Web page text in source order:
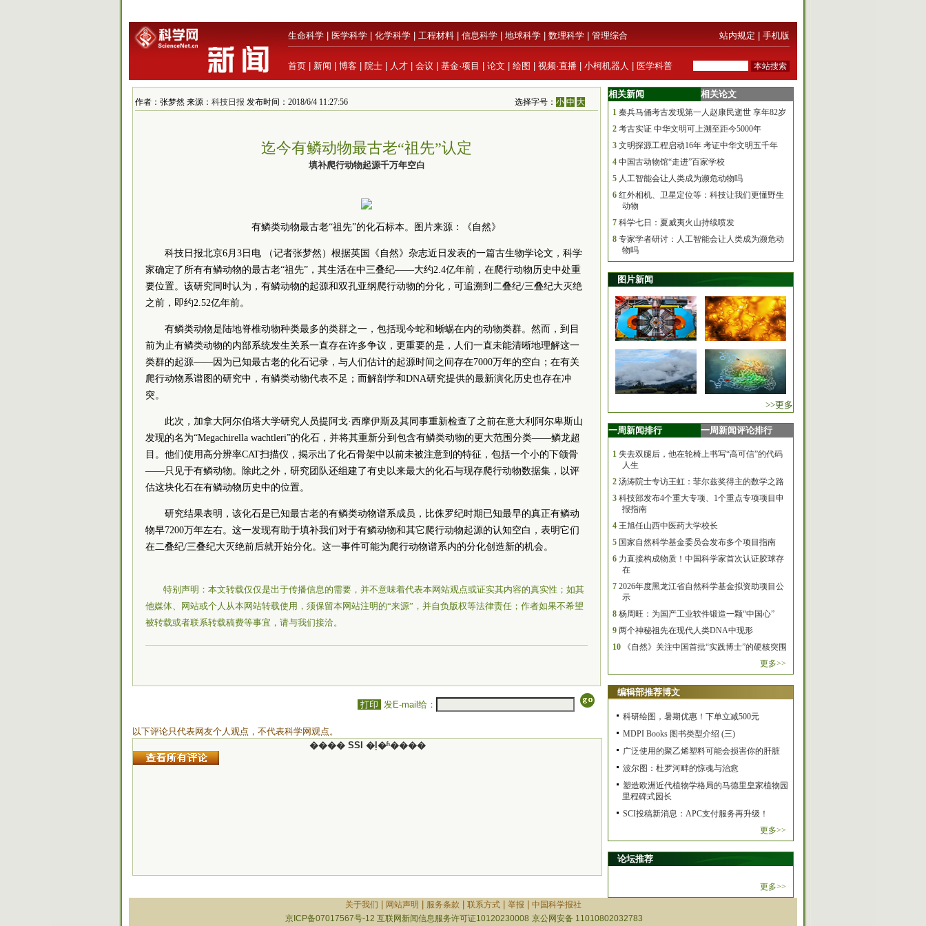
生命科学 医学科学 化学科学 工程材料 信息科学 地球科学 数理科学 管理综合 站内规定 手机版
首页 新闻 博客 院士 人才 会议 基金·项目 论文 绘图 视频·直播 小柯机器人 医学科普
作者：张梦然 来源： 科技日报 发布时间：2018/6/4 11:27:56 选择字号：小 中 大
迄今有鳞动物最古老“祖先”认定
填补爬行动物起源千万年空白
有鳞类动物最古老“祖先”的化石标本。图片来源：《自然》
科技日报北京6月3日电 （记者张梦然）根据英国《自然》杂志近日发表的一篇古生物学论文，科学
家确定了所有有鳞动物的最古老“祖先”，其生活在中三叠纪——大约2.4亿年前，在爬行动物历史中处重
要位置。该研究同时认为，有鳞动物的起源和双孔亚纲爬行动物的分化，可追溯到二叠纪/三叠纪大灭绝
之前，即约2.52亿年前。
有鳞类动物是陆地脊椎动物种类最多的类群之一，包括现今蛇和蜥蜴在内的动物类群。然而，到目
前为止有鳞类动物的内部系统发生关系一直存在许多争议，更重要的是，人们一直未能清晰地理解这一
类群的起源——因为已知最古老的化石记录，与人们估计的起源时间之间存在7000万年的空白；在有关
爬行动物系谱图的研究中，有鳞类动物代表不足；而解剖学和DNA研究提供的最新演化历史也存在冲
突。
此次，加拿大阿尔伯塔大学研究人员提阿戈·西摩伊斯及其同事重新检查了之前在意大利阿尔卑斯山
发现的名为“Megachirella wachtleri”的化石，并将其重新分到包含有鳞类动物的更大范围分类——鳞龙超
目。他们使用高分辨率CAT扫描仪，揭示出了化石骨架中以前未被注意到的特征，包括一个小的下颌骨
——只见于有鳞动物。除此之外，研究团队还组建了有史以来最大的化石与现存爬行动物数据集，以评
估这块化石在有鳞动物历史中的位置。
研究结果表明，该化石是已知最古老的有鳞类动物谱系成员，比侏罗纪时期已知最早的真正有鳞动
物早7200万年左右。这一发现有助于填补我们对于有鳞动物和其它爬行动物起源的认知空白，表明它们
在二叠纪/三叠纪大灭绝前后就开始分化。这一事件可能为爬行动物谱系内的分化创造新的机会。
特别声明：本文转载仅仅是出于传播信息的需要，并不意味着代表本网站观点或证实其内容的真实性；如其
他媒体、网站或个人从本网站转载使用，须保留本网站注明的“来源”，并自负版权等法律责任；作者如果不希望
被转载或者联系转载稿费等事宜，请与我们接洽。
打印 发E-mail给：
以下评论只代表网友个人观点，不代表科学网观点。
���� SSI �ļ�ʱ����
相关新闻 相关论文
1 秦兵马俑考古发现第一人赵康民逝世 享年82岁
2 考古实证 中华文明可上溯至距今5000年
3 文明探源工程启动16年 考证中华文明五千年
4 中国古动物馆“走进”百家学校
5 人工智能会让人类成为濒危动物吗
6 红外相机、卫星定位等：科技让我们更懂野生
动物
7 科学七日：夏威夷火山持续喷发
8 专家学者研讨：人工智能会让人类成为濒危动
物吗
图片新闻
>>更多
一周新闻排行 一周新闻评论排行
1 失去双腿后，他在轮椅上书写“高可信”的代码
人生
2 汤涛院士专访王虹：菲尔兹奖得主的数学之路
3 科技部发布4个重大专项、1个重点专项项目申
报指南
4 王旭任山西中医药大学校长
5 国家自然科学基金委员会发布多个项目指南
6 力直接构成物质！中国科学家首次认证胶球存
在
7 2026年度黑龙江省自然科学基金拟资助项目公
示
8 杨周旺：为国产工业软件锻造一颗“中国心”
9 两个神秘祖先在现代人类DNA中现形
10
《自然》关注中国首批“实践博士”的硬核突围
更多>>
编辑部推荐博文
科研绘图，暑期优惠！下单立减500元
MDPI Books 图书类型介绍 (三)
广泛使用的聚乙烯塑料可能会损害你的肝脏
波尔图：杜罗河畔的惊魂与治愈
塑造欧洲近代植物学格局的马德里皇家植物园
里程碑式园长
SCI投稿新消息：APC支付服务再升级！
更多>>
论坛推荐
更多>>
关于我们
网站声明 服务条款 联系方式| 举报
中国科学报社
京ICP备07017567号-12 互联网新闻信息服务许可证10120230008 京公网安备 11010802032783